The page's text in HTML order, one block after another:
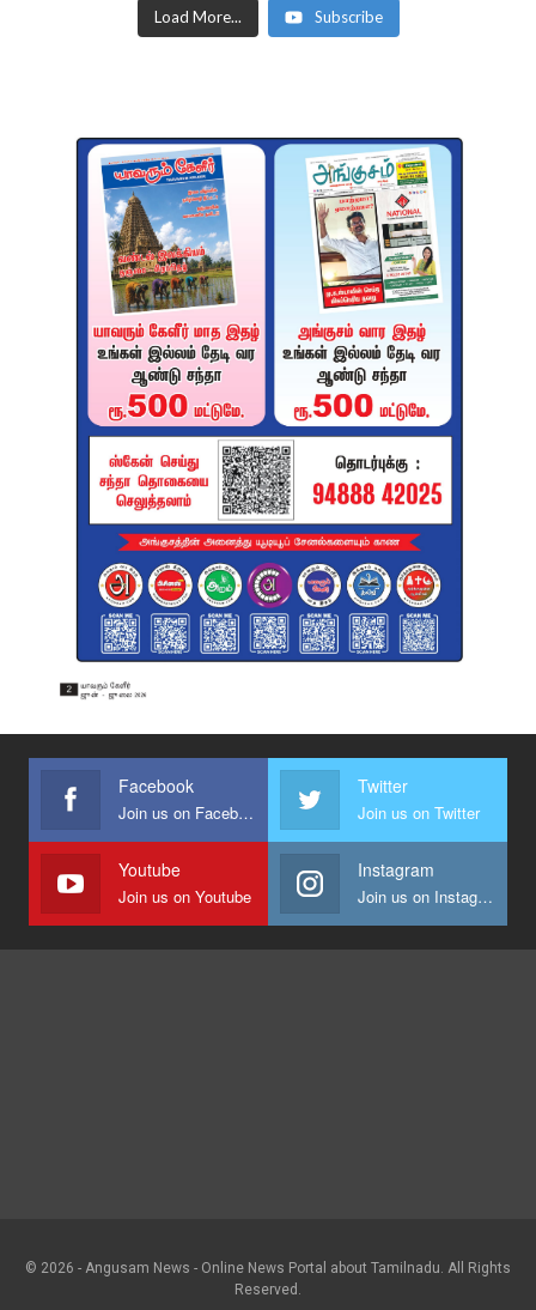
Load More... Subscribe
Facebook
Join us on Facebook
Twitter
Join us on Twitter
Youtube
Join us on Youtube
Instagram
Join us on Instagram
© 2026 - Angusam News - Online News Portal about Tamilnadu. All Rights
Reserved.